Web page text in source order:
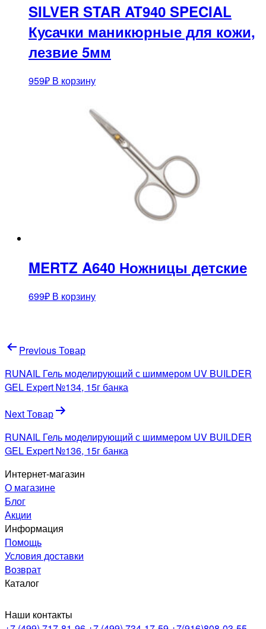
SILVER STAR AT940 SPECIAL
Кусачки маникюрные для кожи,
лезвие 5мм
959₽ В корзину
MERTZ A640 Ножницы детские
699₽ В корзину
Навигация
по
записям
Previous Товар
RUNAIL Гель моделирующий с шиммером UV BUILDER
GEL Expert №134, 15г банка
Next Товар
RUNAIL Гель моделирующий с шиммером UV BUILDER
GEL Expert №136, 15г банка
Интернет-магазин
О магазине
Блог
Акции
Информация
Помощь
Условия доставки
Возврат
Каталог
Наши контакты